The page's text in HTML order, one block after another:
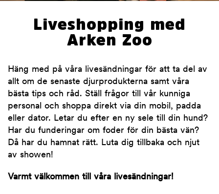
Liveshopping med
Arken Zoo
Häng med på våra livesändningar för att ta del av
allt om de senaste djurprodukterna samt våra
bästa tips och råd. Ställ frågor till vår kunniga
personal och shoppa direkt via din mobil, padda
eller dator. Letar du efter en ny sele till din hund?
Har du funderingar om foder för din bästa vän?
Då har du hamnat rätt. Luta dig tillbaka och njut
av showen!
Varmt välkommen till våra livesändningar!